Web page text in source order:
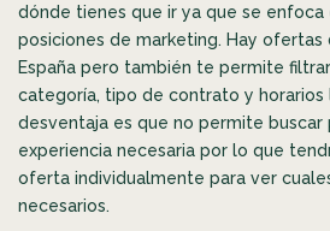
dónde tienes que ir ya que se enfoca
posiciones de marketing. Hay
España pero también te permite
categoría, tipo de contrato y horarios
desventaja es que no permite buscar
experiencia necesaria por lo que
oferta individualmente para ver
necesarios.